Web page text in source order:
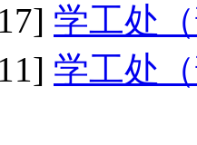
学工处
学工处